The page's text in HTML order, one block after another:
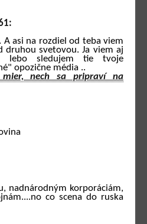
A asi na rozdiel od teba viem
druhou svetovou. Ja viem aj
lebo sledujem tie tvoje
opozične média ..
nech sa pripraví na
nadnárodným korporáciám,
co scena do ruska